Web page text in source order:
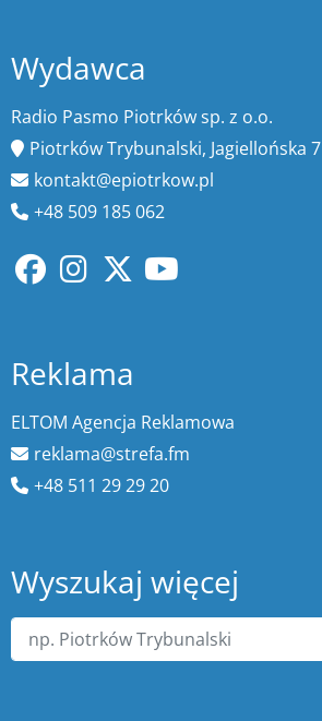
Wydawca
Radio Pasmo Piotrków sp. z o.o.
Piotrków Trybunalski, Jagiellońska 7
kontakt@epiotrkow.pl
+48 509 185 062
Reklama
ELTOM Agencja Reklamowa
reklama@strefa.fm
+48 511 29 29 20
Wyszukaj więcej